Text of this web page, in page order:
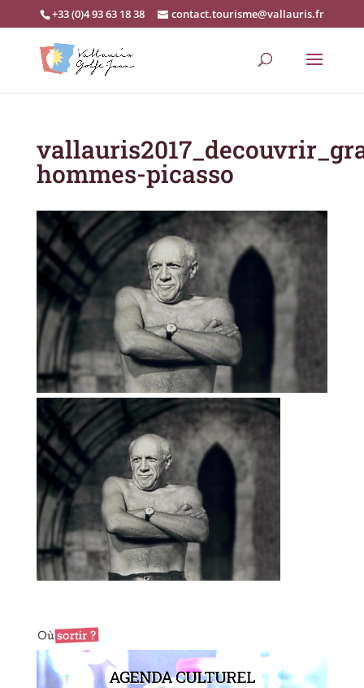
+33 (0)4 93 63 18 38 contact.tourisme@vallauris.fr
hommes-picasso
AGENDA CULTUREL